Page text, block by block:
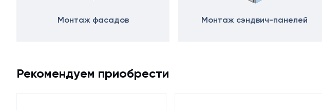
Монтаж фасадов Монтаж сэндвич-панелей
Рекомендуем приобрести